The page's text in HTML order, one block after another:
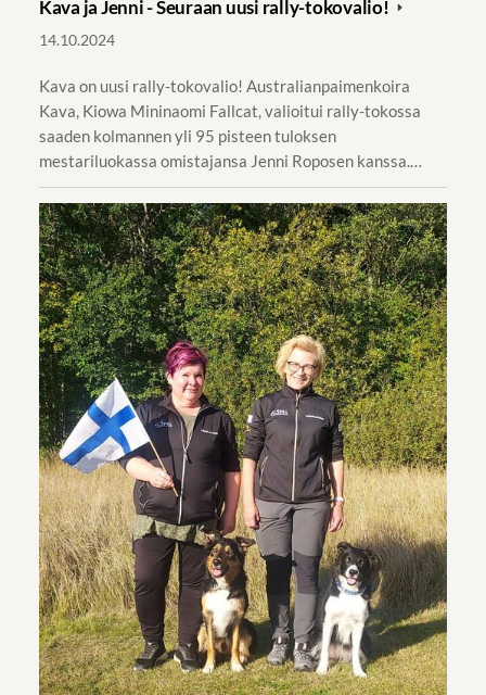
Kava ja Jenni - Seuraan uusi rally-tokovalio!
14.10.2024
Kava on uusi rally-tokovalio! Australianpaimenkoira
Kava, Kiowa Mininaomi Fallcat, valioitui rally-tokossa
saaden kolmannen yli 95 pisteen tuloksen
mestariluokassa omistajansa Jenni Roposen kanssa.…